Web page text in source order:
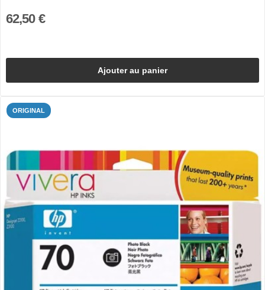
62,50 €
Ajouter au panier
ORIGINAL